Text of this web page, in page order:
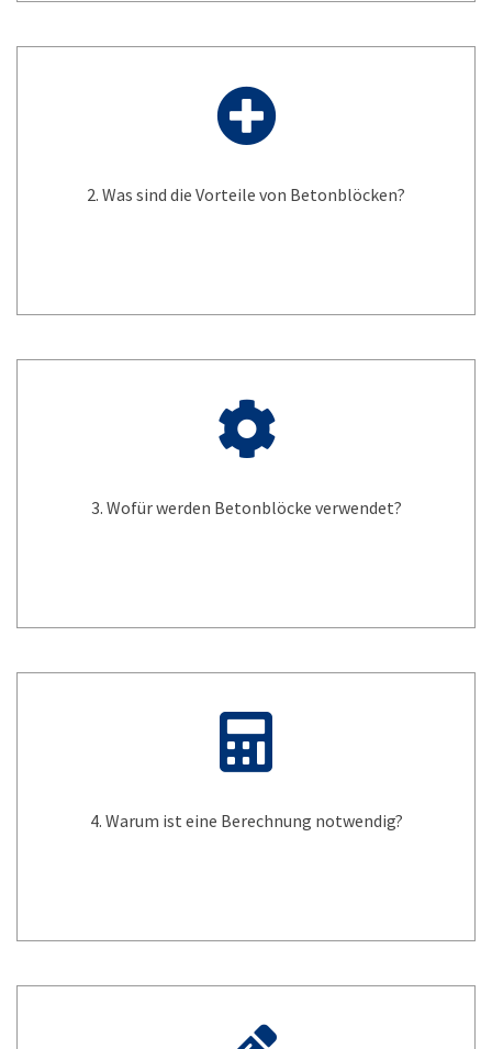
2. Was sind die Vorteile von Betonblöcken?
3. Wofür werden Betonblöcke verwendet?
4. Warum ist eine Berechnung notwendig?